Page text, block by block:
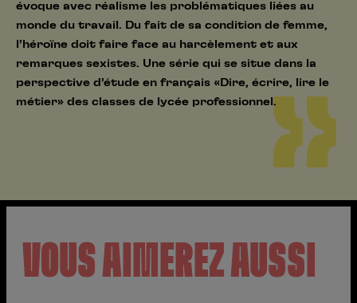
évoque avec réalisme les problématiques liées au
monde du travail. Du fait de sa condition de femme,
l’héroïne doit faire face au harcèlement et aux
remarques sexistes. Une série qui se situe dans la
perspective d’étude en français «Dire, écrire, lire le
métier» des classes de lycée professionnel.
VOUS AIMEREZ AUSSI